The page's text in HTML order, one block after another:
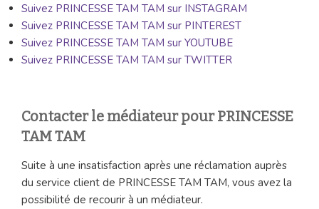
Suivez PRINCESSE TAM TAM sur INSTAGRAM
Suivez PRINCESSE TAM TAM sur PINTEREST
Suivez PRINCESSE TAM TAM sur YOUTUBE
Suivez PRINCESSE TAM TAM sur TWITTER
Contacter le médiateur pour PRINCESSE
TAM TAM
Suite à une insatisfaction après une réclamation auprès
du service client de PRINCESSE TAM TAM, vous avez la
possibilité de recourir à un médiateur.